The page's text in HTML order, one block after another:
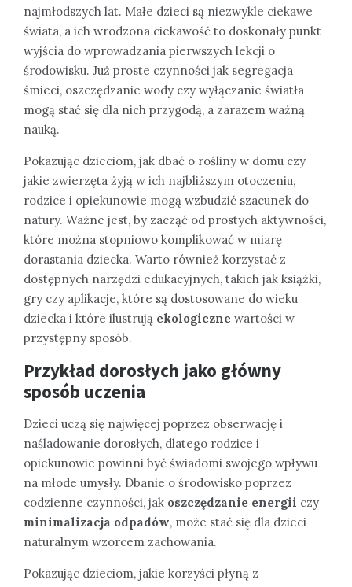
najmłodszych lat. Małe dzieci są niezwykle ciekawe
świata, a ich wrodzona ciekawość to doskonały punkt
wyjścia do wprowadzania pierwszych lekcji o
środowisku. Już proste czynności jak segregacja
śmieci, oszczędzanie wody czy wyłączanie światła
mogą stać się dla nich przygodą, a zarazem ważną
nauką.
Pokazując dzieciom, jak dbać o rośliny w domu czy
jakie zwierzęta żyją w ich najbliższym otoczeniu,
rodzice i opiekunowie mogą wzbudzić szacunek do
natury. Ważne jest, by zacząć od prostych aktywności,
które można stopniowo komplikować w miarę
dorastania dziecka. Warto również korzystać z
dostępnych narzędzi edukacyjnych, takich jak książki,
gry czy aplikacje, które są dostosowane do wieku
dziecka i które ilustrują ekologiczne wartości w
przystępny sposób.
Przykład dorosłych jako główny
sposób uczenia
Dzieci uczą się najwięcej poprzez obserwację i
naśladowanie dorosłych, dlatego rodzice i
opiekunowie powinni być świadomi swojego wpływu
na młode umysły. Dbanie o środowisko poprzez
codzienne czynności, jak oszczędzanie energii czy
minimalizacja odpadów, może stać się dla dzieci
naturalnym wzorcem zachowania.
Pokazując dzieciom, jakie korzyści płyną z